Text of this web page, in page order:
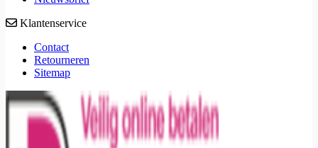
Klantenservice
Contact
Retourneren
Sitemap